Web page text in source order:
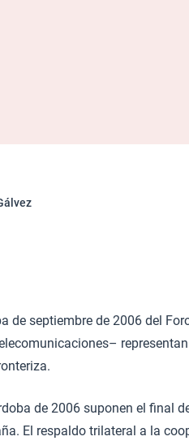
de septiembre de 2006 del
de 2006 suponen el final
El respaldo trilateral a la